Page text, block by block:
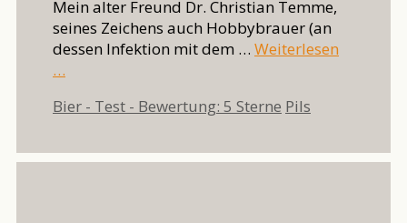
Mein alter Freund Dr. Christian Temme,
seines Zeichens auch Hobbybrauer (an
dessen Infektion mit dem … Weiterlesen
…
Kategorien
Bier - Test - Bewertung: 5 Sterne Schlagwörter
Pils